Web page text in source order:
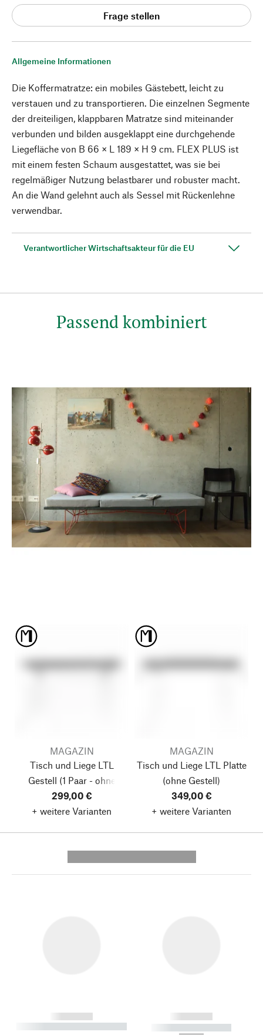
Allgemeine Informationen
Die Koffermatratze: ein mobiles Gästebett, leicht zu
verstauen und zu transportieren. Die einzelnen Segmente
der dreiteiligen, klappbaren Matratze sind miteinander
verbunden und bilden ausgeklappt eine durchgehende
Liegefläche von B 66 × L 189 × H 9 cm. FLEX PLUS ist
mit einem festen Schaum ausgestattet, was sie bei
regelmäßiger Nutzung belastbarer und robuster macht.
An die Wand gelehnt auch als Sessel mit Rückenlehne
verwendbar.
Verantwortlicher Wirtschaftsakteur für die EU
Frage stellen
Passend kombiniert
MAGAZIN
Tisch und Liege LTL
Gestell (1 Paar - ohne
Platte)
299,00 €
+ weitere Varianten
MAGAZIN
Tisch und Liege LTL Platte
(ohne Gestell)
349,00 €
+ weitere Varianten
------------
----------- ----------- --------
------------
----------- -----------